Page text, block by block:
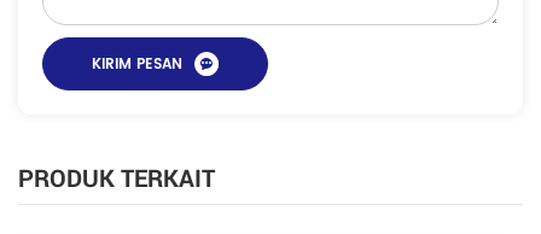
PRODUK TERKAIT